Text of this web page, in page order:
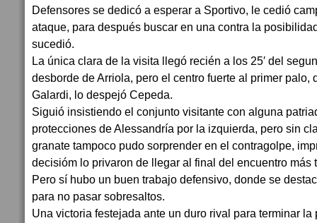
Defensores se dedicó a esperar a Sportivo, le cedió
ataque, para después buscar en una contra la
sucedió.
La única clara de la visita llegó recién a los 25′ del
desborde de Arriola, pero el centro fuerte al primer palo,
Galardi, lo despejó Cepeda.
Siguió insistiendo el conjunto visitante con alguna
protecciones de Alessandría por la izquierda, pero sin
granate tampoco pudo sorprender en el contragolpe,
decisióm lo privaron de llegar al final del encuentro más
Pero sí hubo un buen trabajo defensivo, donde se
para no pasar sobresaltos.
Una victoria festejada ante un duro rival para terminar la